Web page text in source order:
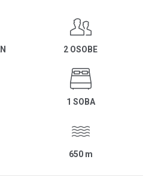
2 OSOBE
1 SOBA
650 m